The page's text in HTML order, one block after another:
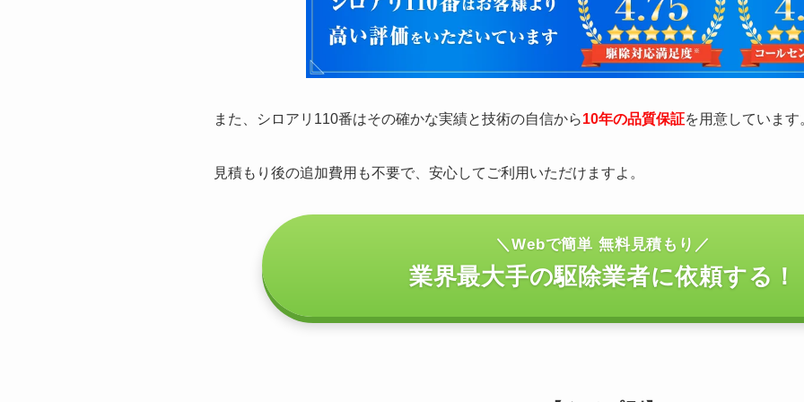
また、シロアリ110番はその確かな実績と技術の自信から10年の品質保証を用意しています
見積もり後の追加費用も不要で、安心してご利用いただけますよ。
＼Webで簡単 無料見積もり／
業界最大手の駆除業者に依頼する！